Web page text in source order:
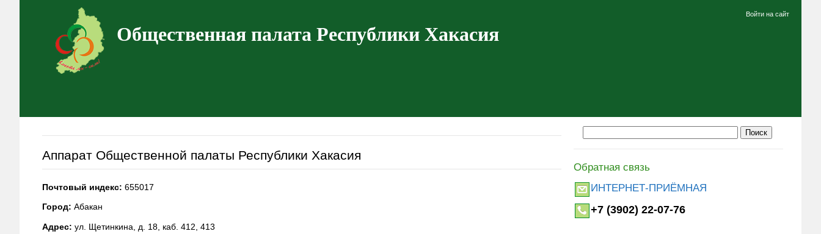
Общественная палата Республики Хакасия
Войти на сайт
Аппарат Общественной палаты Республики Хакасия
Почтовый индекс: 655017
Город: Абакан
Адрес: ул. Щетинкина, д. 18, каб. 412, 413
Обратная связь
ИНТЕРНЕТ-ПРИЁМНАЯ
+7 (3902) 22-07-76